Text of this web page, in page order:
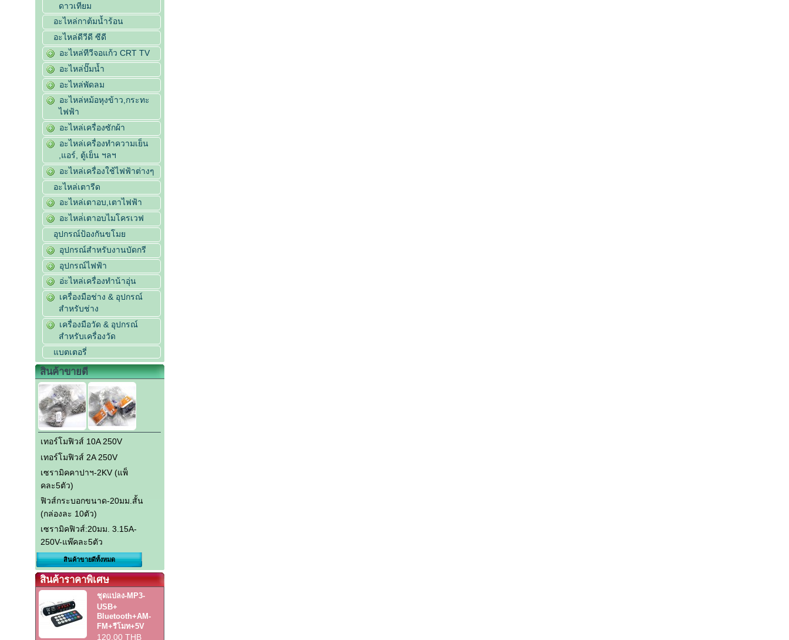
ดาวเทียม
อะไหล่กาต้มน้ำร้อน
อะไหล่ดีวีดี ซีดี
อะไหล่ทีวีจอแก้ว CRT TV
อะไหล่ปั๊มน้ำ
อะไหล่พัดลม
อะไหล่หม้อหุงข้าว,กระทะ
ไฟฟ้า
อะไหล่เครื่องซักผ้า
อะไหล่เครื่องทำความเย็น
,แอร์, ตู้เย็น ฯลฯ
อะไหล่เครื่องใช้ไฟฟ้าต่างๆ
อะไหล่เตารีด
อะไหล่เตาอบ,เตาไฟฟ้า
อะไหล่่เตาอบไมโครเวฟ
อุปกรณ์ป้องกันขโมย
อุปกรณ์สำหรับงานบัดกรี
อุปกรณ์ไฟฟ้า
อ่ะไหล่เครื่องทำน้าอุ่น
เครื่องมือช่าง & อุปกรณ์
สำหรับช่าง
เครื่องมือวัด & อุปกรณ์
สำหรับเครื่องวัด
แบตเตอรี่
สินค้าขายดี
เทอร์โมฟิวส์ 10A 250V
เทอร์โมฟิวส์ 2A 250V
เซรามิคคาปาฯ-2KV (แพ็
คละ5ตัว)
ฟิวส์กระบอกขนาด-20มม.สั้น
(กล่องละ 10ตัว)
เซรามิคฟิวส์:20มม. 3.15A-
250V-แพ๊คละ5ตัว
สินค้าขายดีทั้งหมด
สินค้าราคาพิเศษ
ชุดแปลง-MP3-
USB+
Bluetooth+AM-
FM+รีโมท+5V
120.00 THB